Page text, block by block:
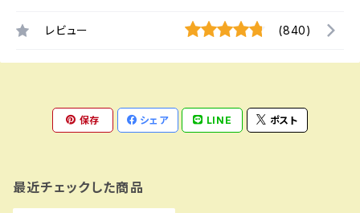
レビュー (840)
保存 シェア LINE ポスト
最近チェックした商品